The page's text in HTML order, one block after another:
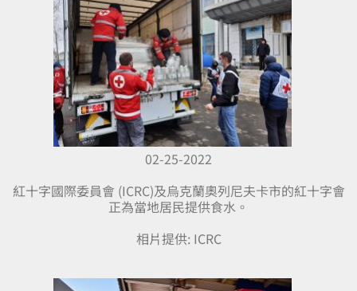
02-25-2022
紅十字國際委員會 (ICRC)及烏克蘭奧列尼夫卡市的紅十字會
正為當地居民提供食水。
相片提供: ICRC